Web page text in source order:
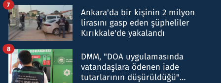
Ankara'da bir kişinin 2 milyon
lirasını gasp eden şüpheliler
Kırıkkale'de yakalandı
7
DMM, "DOA uygulamasında
vatandaşlara ödenen iade
tutarlarının düşürüldüğü"
8